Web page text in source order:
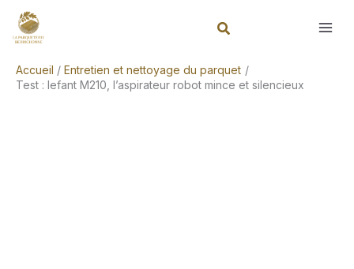
Accueil
Entretien et nettoyage du parquet
Test : lefant M210, l’aspirateur robot mince et silencieux
Rechercher